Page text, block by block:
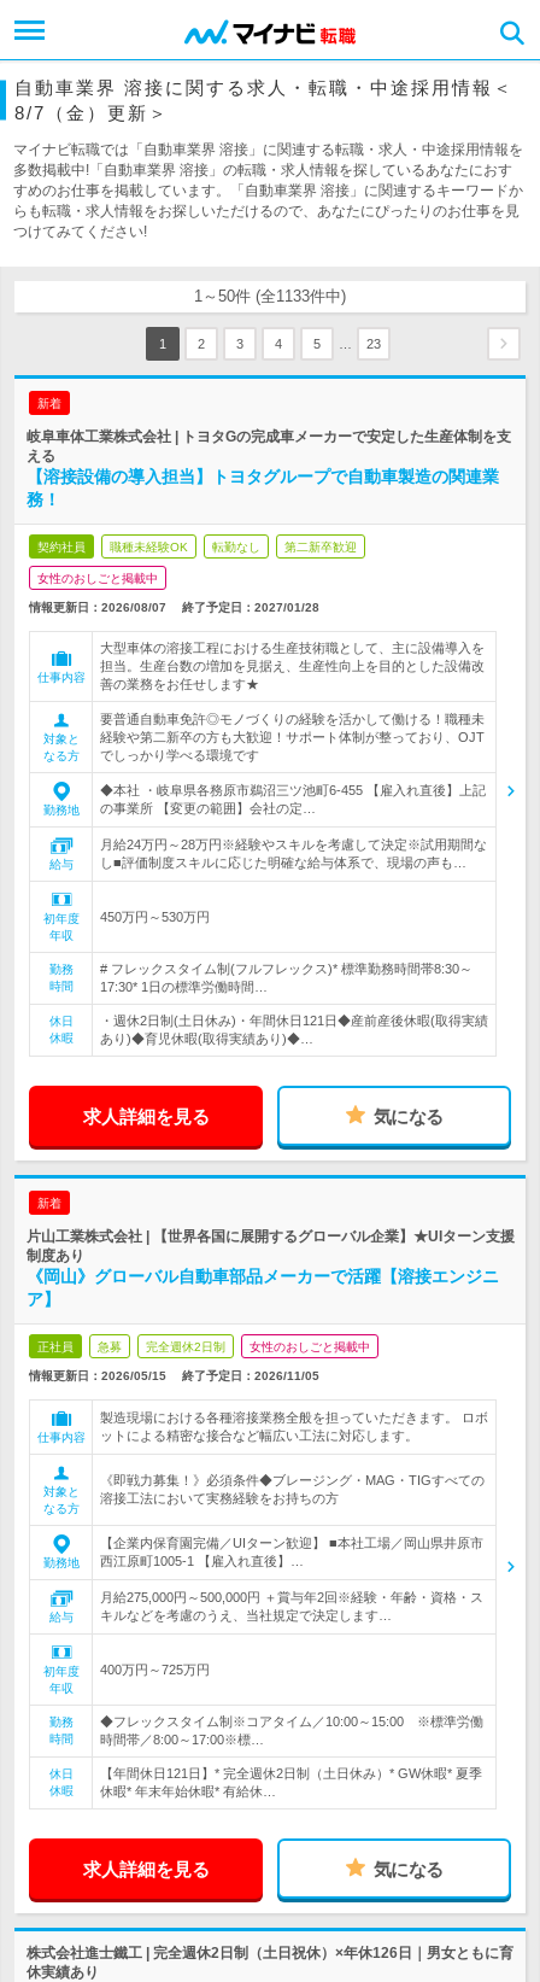
自動車業界 溶接に関する求人・転職・中途採用情報＜
8/7（金）更新＞
マイナビ転職では「自動車業界 溶接」に関連する転職・求人・中途採用情報を
多数掲載中!「自動車業界 溶接」の転職・求人情報を探しているあなたにおす
すめのお仕事を掲載しています。「自動車業界 溶接」に関連するキーワードか
らも転職・求人情報をお探しいただけるので、あなたにぴったりのお仕事を見
つけてみてください!
1～50件 (全1133件中)
1 2 3 4 5 23
新着
岐阜車体工業株式会社 | トヨタGの完成車メーカーで安定した生産体制を支
える
【溶接設備の導入担当】トヨタグループで自動車製造の関連業
務！
契約社員 職種未経験OK 転勤なし 第二新卒歓迎
女性のおしごと掲載中
情報更新日：2026/08/07 終了予定日： 2027/01/28
仕事内容
大型車体の溶接工程における生産技術職として、主に設備導入を
担当。生産台数の増加を見据え、生産性向上を目的とした設備改
善の業務をお任せします★
対象と
なる方
要普通自動車免許◎モノづくりの経験を活かして働ける！職種未
経験や第二新卒の方も大歓迎！サポート体制が整っており、OJT
でしっかり学べる環境です
勤務地
◆本社 ・岐阜県各務原市鵜沼三ツ池町6-455 【雇入れ直後】上記
の事業所 【変更の範囲】会社の定…
給与
月給24万円～28万円※経験やスキルを考慮して決定※試用期間な
し■評価制度スキルに応じた明確な給与体系で、現場の声も…
初年度
年収
450万円～530万円
勤務
時間
# フレックスタイム制(フルフレックス)* 標準勤務時間帯8:30～
17:30* 1日の標準労働時間…
休日
休暇
・週休2日制(土日休み)・年間休日121日◆産前産後休暇(取得実績
あり)◆育児休暇(取得実績あり)◆…
求人詳細を見る 気になる
新着
片山工業株式会社 | 【世界各国に展開するグローバル企業】★UIターン支援
制度あり
《岡山》グローバル自動車部品メーカーで活躍【溶接エンジニ
ア】
正社員 急募 完全週休2日制 女性のおしごと掲載中
情報更新日：2026/05/15 終了予定日： 2026/11/05
仕事内容
製造現場における各種溶接業務全般を担っていただきます。 ロボ
ットによる精密な接合など幅広い工法に対応します。
対象と
なる方
《即戦力募集！》必須条件◆ブレージング・MAG・TIGすべての
溶接工法において実務経験をお持ちの方
勤務地
【企業内保育園完備／UIターン歓迎】 ■本社工場／岡山県井原市
西江原町1005-1 【雇入れ直後】…
給与
月給275,000円～500,000円 ＋賞与年2回※経験・年齢・資格・ス
キルなどを考慮のうえ、当社規定で決定します…
初年度
年収
400万円～725万円
勤務
時間
◆フレックスタイム制※コアタイム／10:00～15:00 ※標準労働
時間帯／8:00～17:00※標…
休日
休暇
【年間休日121日】* 完全週休2日制（土日休み）* GW休暇* 夏季
休暇* 年末年始休暇* 有給休…
求人詳細を見る 気になる
株式会社進士鐵工 | 完全週休2日制（土日祝休）×年休126日｜男女ともに育
休実績あり